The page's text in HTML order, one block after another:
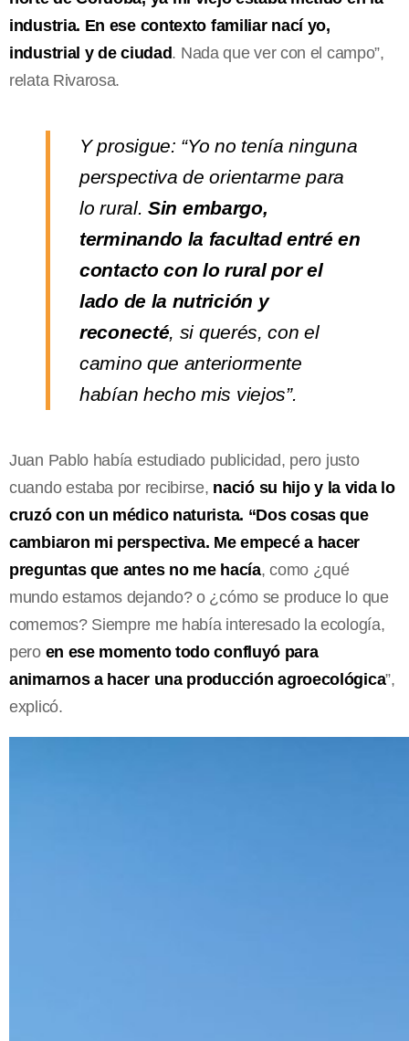
industria. En ese contexto familiar nací yo,
industrial y de ciudad. Nada que ver con el campo”,
relata Rivarosa.
Y prosigue: “Yo no tenía ninguna
perspectiva de orientarme para
lo rural. Sin embargo,
terminando la facultad entré en
contacto con lo rural por el
lado de la nutrición y
reconecté, si querés, con el
camino que anteriormente
habían hecho mis viejos”.
Juan Pablo había estudiado publicidad, pero justo
cuando estaba por recibirse, nació su hijo y la vida lo
cruzó con un médico naturista. “Dos cosas que
cambiaron mi perspectiva. Me empecé a hacer
preguntas que antes no me hacía, como ¿qué
mundo estamos dejando? o ¿cómo se produce lo que
comemos? Siempre me había interesado la ecología,
pero en ese momento todo confluyó para
animarnos a hacer una producción agroecológica”,
explicó.